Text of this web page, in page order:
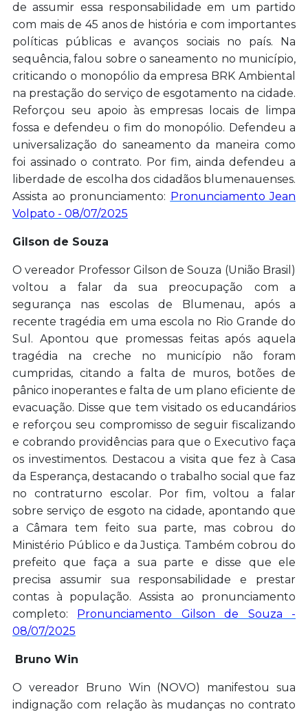
de assumir essa responsabilidade em um partido
com mais de 45 anos de história e com importantes
políticas públicas e avanços sociais no país. Na
sequência, falou sobre o saneamento no município,
criticando o monopólio da empresa BRK Ambiental
na prestação do serviço de esgotamento na cidade.
Reforçou seu apoio às empresas locais de limpa
fossa e defendeu o fim do monopólio. Defendeu a
universalização do saneamento da maneira como
foi assinado o contrato. Por fim, ainda defendeu a
liberdade de escolha dos cidadãos blumenauenses.
Assista ao pronunciamento: Pronunciamento Jean
Volpato - 08/07/2025
Gilson de Souza
O vereador Professor Gilson de Souza (União Brasil)
voltou a falar da sua preocupação com a
segurança nas escolas de Blumenau, após a
recente tragédia em uma escola no Rio Grande do
Sul. Apontou que promessas feitas após aquela
tragédia na creche no município não foram
cumpridas, citando a falta de muros, botões de
pânico inoperantes e falta de um plano eficiente de
evacuação. Disse que tem visitado os educandários
e reforçou seu compromisso de seguir fiscalizando
e cobrando providências para que o Executivo faça
os investimentos. Destacou a visita que fez à Casa
da Esperança, destacando o trabalho social que faz
no contraturno escolar. Por fim, voltou a falar
sobre serviço de esgoto na cidade, apontando que
a Câmara tem feito sua parte, mas cobrou do
Ministério Público e da Justiça. Também cobrou do
prefeito que faça a sua parte e disse que ele
precisa assumir sua responsabilidade e prestar
contas à população. Assista ao pronunciamento
completo:
Pronunciamento Gilson de Souza -
08/07/2025
Bruno Win
O vereador Bruno Win (NOVO) manifestou sua
indignação com relação às mudanças no contrato